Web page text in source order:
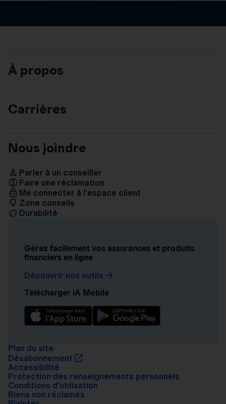
À propos
Carrières
Nous joindre
Parler à un conseiller
Faire une réclamation
Me connecter à l’espace client
Zone conseils
Durabilité
Gérez facilement vos assurances et produits
financiers en ligne
Découvrir nos outils
Télécharger iA Mobile
Plan du site
Désabonnement
Accessibilité
Protection des renseignements personnels
Conditions d’utilisation
Biens non réclamés